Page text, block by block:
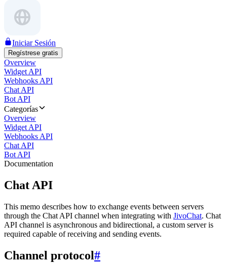
Iniciar Sesión
Regístrese gratis
Overview
Widget API
Webhooks API
Chat API
Bot API
Categorías
Overview
Widget API
Webhooks API
Chat API
Bot API
Documentation
Chat API
This memo describes how to exchange events between servers
through the Chat API channel when integrating with JivoChat. Chat
API channel is asynchronous and bidirectional, a custom server is
required capable of receiving and sending events.
Channel protocol#